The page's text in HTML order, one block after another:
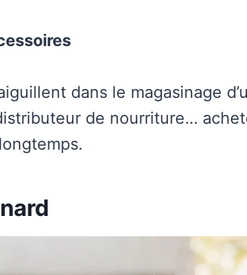
dans le magasinage
de nourriture…